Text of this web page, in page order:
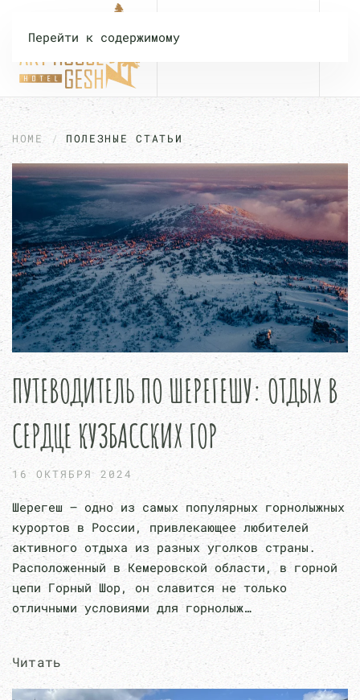
Перейти к содержимому
HOME ПОЛЕЗНЫЕ СТАТЬИ
ПУТЕВОДИТЕЛЬ ПО ШЕРЕГЕШУ: ОТДЫХ В
СЕРДЦЕ КУЗБАССКИХ ГОР
16 ОКТЯБРЯ 2024
Шерегеш — одно из самых популярных горнолыжных
курортов в России, привлекающее любителей
активного отдыха из разных уголков страны.
Расположенный в Кемеровской области, в горной
цепи Горный Шор, он славится не только
отличными условиями для горнолыж…
Читать